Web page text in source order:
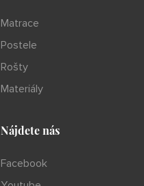
Matrace
Postele
Rošty
Materiály
Nájdete nás
Facebook